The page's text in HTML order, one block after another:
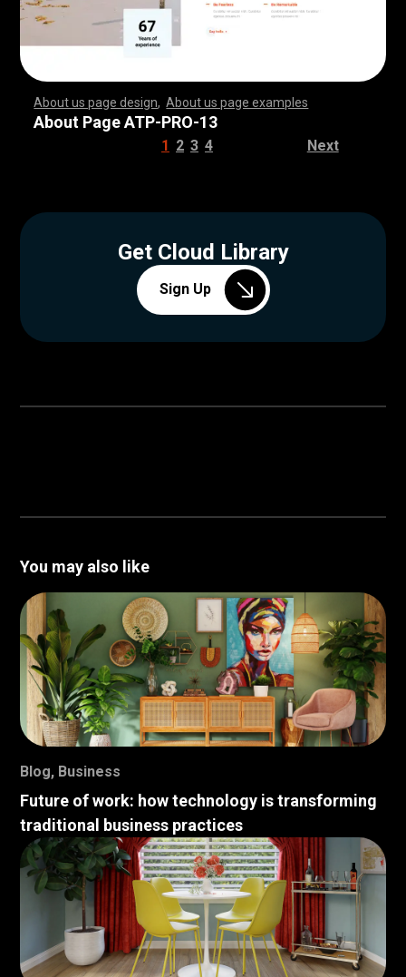
About us page design ,About us page examples
,,,,,,,,,,,,,,,,,,,,,,,, ,,,,,,,,,,,,,,,,,,,,,,,,,,,
,,,,,,,,,,,,,,,,,,,,,,,, ,,,,,,,,,,,,,,,,,,,,,,,,,,,
,,,,,,,,,,,,,,,,,,,,,,,, ,,,,,,,,,,,,,,,,,,,,,,,,,,,
,,,,,,,,,,,,,,,,,,,,,,,, ,,,,,,,,,,,,,,,,,,,,,,,,,,,
,,,,,,,,,,,,,,,,,,,,,,,, ,,,,,,,,,,,,,,,,,,,,,,,,,,,
,,,,,,,,,,,,,,,,,,,,,,,, ,,,,,,,,,,,,,,,,,,,,,,,,,,,
,,,,,,,,,,,,,,,,,,,,,,,, ,,,,,,,,,,,,,,,,,,,,,,,,,,,
,,,,,,,,,,,,,,,,,,,,,,,, ,,,,,,,,,,,,
About Page ATP-PRO-13
1 2 3 4 Next
Get Cloud Library
Sign Up
You may also like
Blog, Business
Future of work: how technology is transforming
traditional business practices